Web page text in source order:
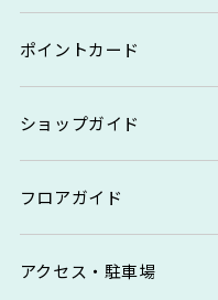
ポイントカード
ショップガイド
フロアガイド
アクセス・駐車場